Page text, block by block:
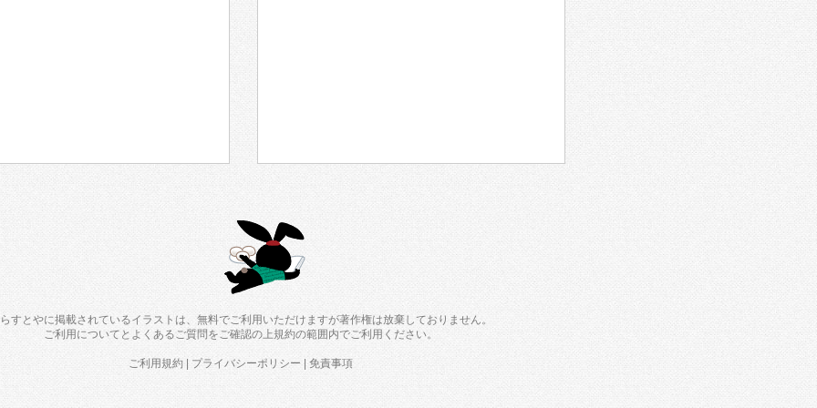
すとやに掲載されているイラストは、無料でご利用いただけますが著作権は放棄しておりません。
ご利用について と よくあるご質問をご確認の上規約の範囲内でご利用ください。
ご利用規約 | プライバシーポリシー |免責事項